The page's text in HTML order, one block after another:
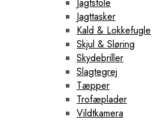
Jagttasker
Kald & Lokkefugle
Skjul & Sløring
Skydebriller
Slagtegrej
Tæpper
Trofæplader
Vildtkamera